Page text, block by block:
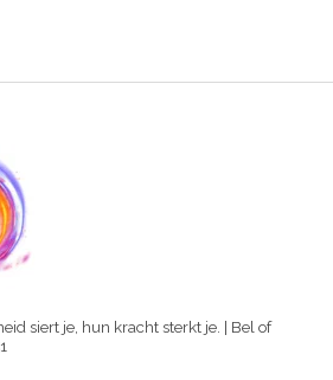
siert je, hun kracht sterkt je. | Bel of